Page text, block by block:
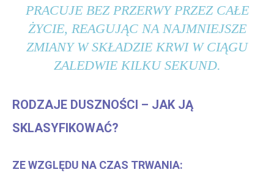
PRACUJE BEZ PRZERWY PRZEZ CAŁE
ŻYCIE, REAGUJĄC NA NAJMNIEJSZE
ZMIANY W SKŁADZIE KRWI W CIĄGU
ZALEDWIE KILKU SEKUND.
RODZAJE DUSZNOŚCI – JAK JĄ
SKLASYFIKOWAĆ?
ZE WZGLĘDU NA CZAS TRWANIA: